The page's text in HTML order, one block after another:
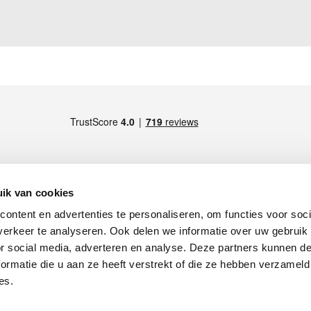
van cookies
en advertenties te personaliseren, om functies voor
te analyseren. Ook delen we informatie over uw gebruik
social media, adverteren en analyse. Deze partners kunnen
die u aan ze heeft verstrekt of die ze hebben
Italy - Maps
Italy - Maps
Italy -Maps
kapitaal Euro 4.071.429
LID VAN